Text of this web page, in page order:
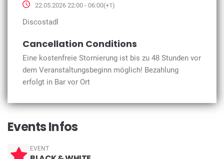
22.05.2026 22:00 - 06:00(+1)
Discostadl
Cancellation Conditions
Eine kostenfreie Stornierung ist bis zu 48 Stunden vor
dem Veranstaltungsbeginn möglich! Bezahlung
erfolgt in Bar vor Ort
Events Infos
EVENT